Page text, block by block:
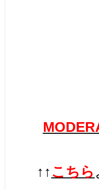
↑↑ こちら